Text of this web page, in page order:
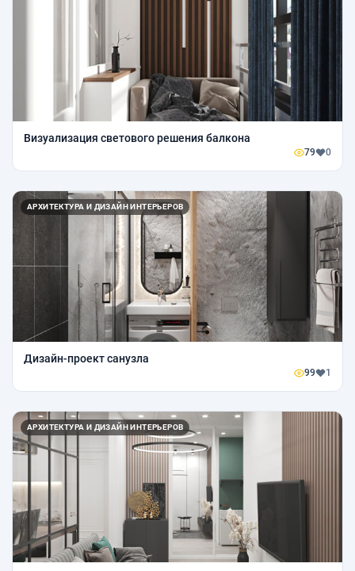
Визуализация светового решения балкона
79 0
АРХИТЕКТУРА И ДИЗАЙН ИНТЕРЬЕРОВ
Дизайн-проект санузла
99 1
АРХИТЕКТУРА И ДИЗАЙН ИНТЕРЬЕРОВ